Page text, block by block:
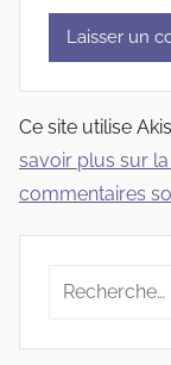
Ce site utilise
savoir plus sur
commentaires
Recherche
: